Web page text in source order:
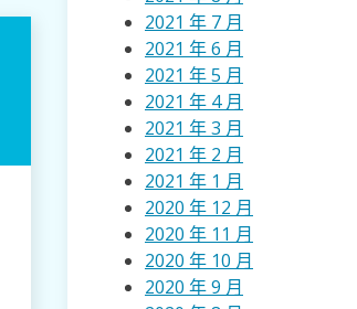
2021 年 7 月
2021 年 6 月
2021 年 5 月
2021 年 4 月
2021 年 3 月
2021 年 2 月
2021 年 1 月
2020 年 12 月
2020 年 11 月
2020 年 10 月
2020 年 9 月